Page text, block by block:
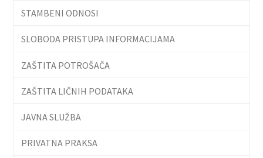
STAMBENI ODNOSI
SLOBODA PRISTUPA INFORMACIJAMA
ZAŠTITA POTROŠAČA
ZAŠTITA LIČNIH PODATAKA
JAVNA SLUŽBA
PRIVATNA PRAKSA